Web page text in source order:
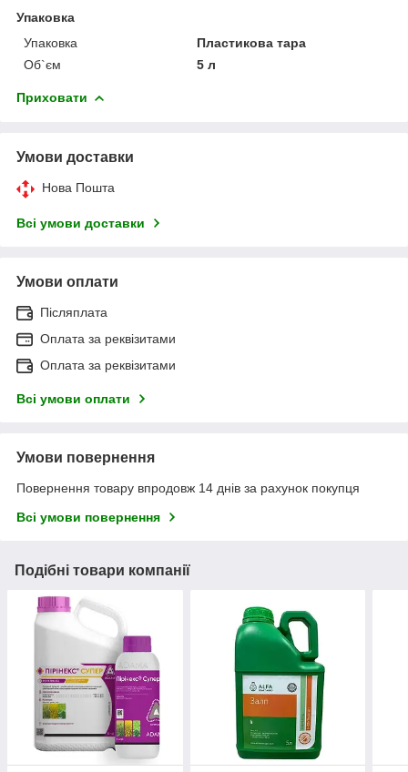
Упаковка
Упаковка
Пластикова тара
Об`єм
5 л
Приховати
Умови доставки
Нова Пошта
Всі умови доставки
Умови оплати
Післяплата
Оплата за реквізитами
Оплата за реквізитами
Всі умови оплати
Умови повернення
Повернення товару впродовж 14 днів за рахунок покупця
Всі умови повернення
Подібні товари компанії